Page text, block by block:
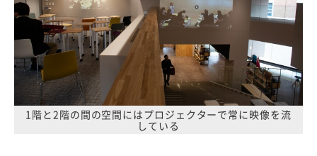
1階と2階の間の空間にはプロジェクターで常に映像を流
している